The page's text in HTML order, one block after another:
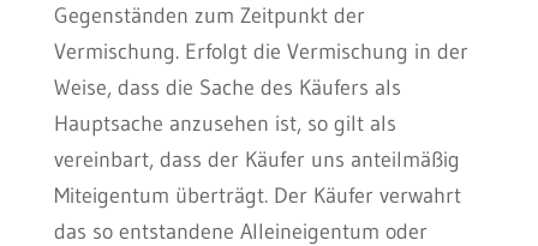
Gegenständen zum Zeitpunkt der
Vermischung. Erfolgt die Vermischung in der
Weise, dass die Sache des Käufers als
Hauptsache anzusehen ist, so gilt als
vereinbart, dass der Käufer uns anteilmäßig
Miteigentum überträgt. Der Käufer verwahrt
das so entstandene Alleineigentum oder